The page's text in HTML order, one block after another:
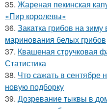
35. Жареная пекинская
«Пир королевы»
36. Закатка грибов на
маринования белых грибов
37. Квашеная стручковая
Статистика
38. Что сажать в сентябре
новую подборку
39. Дозревание тыквы в